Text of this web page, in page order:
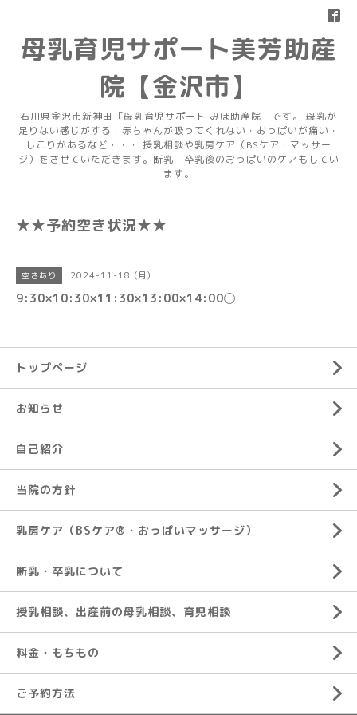
母乳育児サポート美芳助産
院【金沢市】
石川県金沢市新神田「母乳育児サポート みほ助産院」です。 母乳が
足りない感じがする・赤ちゃんが吸ってくれない・おっぱいが痛い・
しこりがあるなど・・・ 授乳相談や乳房ケア（BSケア・マッサー
ジ）をさせていただきます。断乳・卒乳後のおっぱいのケアもしてい
ます。
★★予約空き状況★★
空きあり 2024-11-18 (月)
9:30×10:30×11:30×13:00×14:00◯
トップページ
お知らせ
自己紹介
当院の方針
乳房ケア（BSケア®︎・おっぱいマッサージ）
断乳・卒乳について
授乳相談、出産前の母乳相談、育児相談
料金・もちもの
ご予約方法